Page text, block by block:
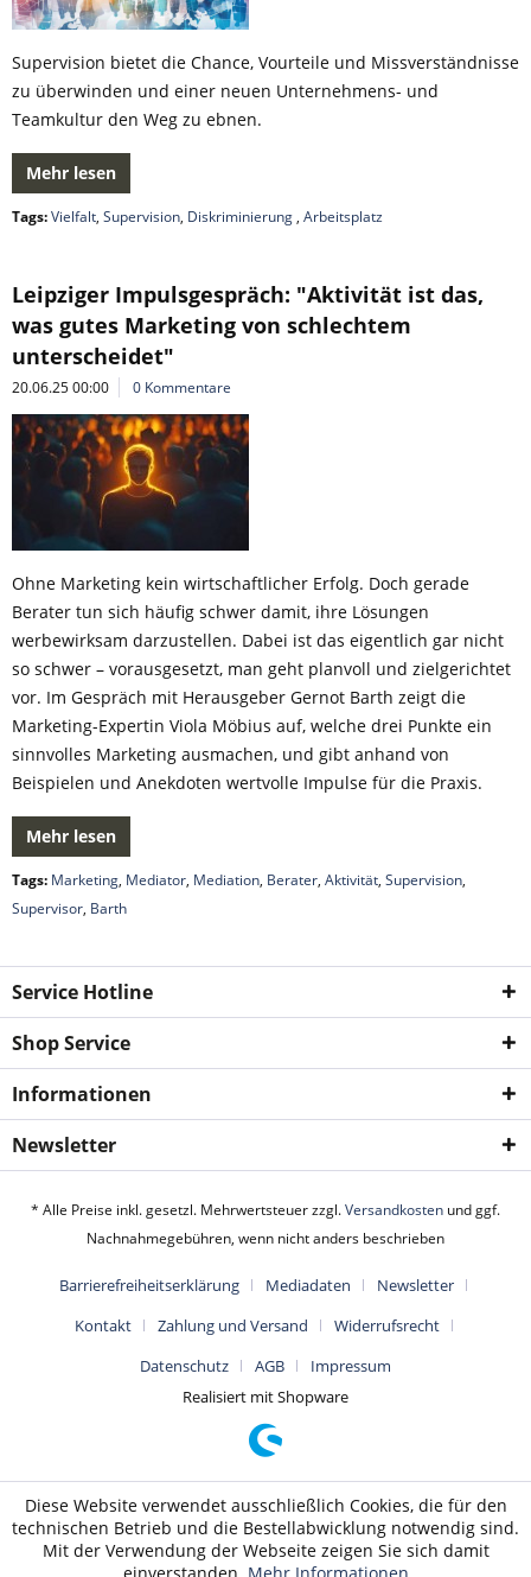
Supervision bietet die Chance, Vourteile und Missverständnisse
zu überwinden und einer neuen Unternehmens- und
Teamkultur den Weg zu ebnen.
Mehr lesen
Tags:Vielfalt, Supervision, Diskriminierung, Arbeitsplatz
Leipziger Impulsgespräch: "Aktivität ist das,
was gutes Marketing von schlechtem
unterscheidet"
20.06.25 00:00 0 Kommentare
Ohne Marketing kein wirtschaftlicher Erfolg. Doch gerade
Berater tun sich häufig schwer damit, ihre Lösungen
werbewirksam darzustellen. Dabei ist das eigentlich gar nicht
so schwer – vorausgesetzt, man geht planvoll und zielgerichtet
vor. Im Gespräch mit Herausgeber Gernot Barth zeigt die
Marketing-Expertin Viola Möbius auf, welche drei Punkte ein
sinnvolles Marketing ausmachen, und gibt anhand von
Beispielen und Anekdoten wertvolle Impulse für die Praxis.
Mehr lesen
Tags: Marketing, Mediator, Mediation, Berater, Aktivität, Supervision,
Supervisor, Barth
Service Hotline
Shop Service
Informationen
Newsletter
* Alle Preise inkl. gesetzl. Mehrwertsteuer zzgl.Versandkosten und ggf.
Nachnahmegebühren, wenn nicht anders beschrieben
Barrierefreiheitserklärung Mediadaten
Newsletter
Kontakt
Zahlung und Versand
Widerrufsrecht
Datenschutz
AGB
Impressum
Realisiert mit Shopware
Diese Website verwendet ausschließlich Cookies, die für den
technischen Betrieb und die Bestellabwicklung notwendig sind.
Mit der Verwendung der Webseite zeigen Sie sich damit